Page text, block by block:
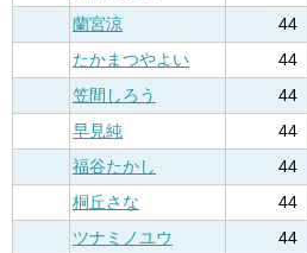
蘭宮涼
44
たかまつやよい
44
笠間しろう
44
早見純
44
福谷たかし
44
桐丘さな
44
ツナミノユウ
44